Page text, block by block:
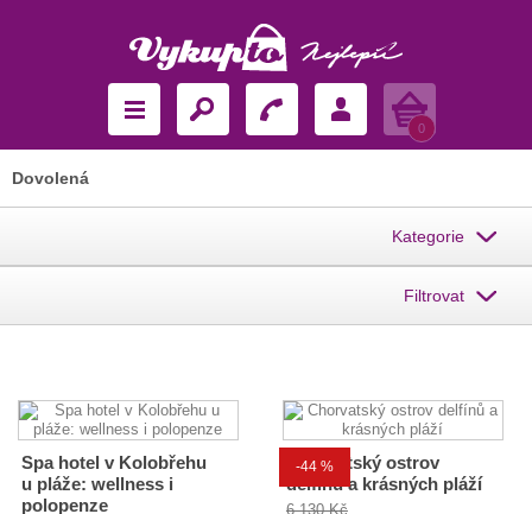
Košík
0
Dovolená
Kategorie
Filtrovat
Spa hotel v Kolobřehu
u pláže: wellness i
polopenze
-44 %
Chorvatský ostrov
delfínů a krásných pláží
6 130 Kč